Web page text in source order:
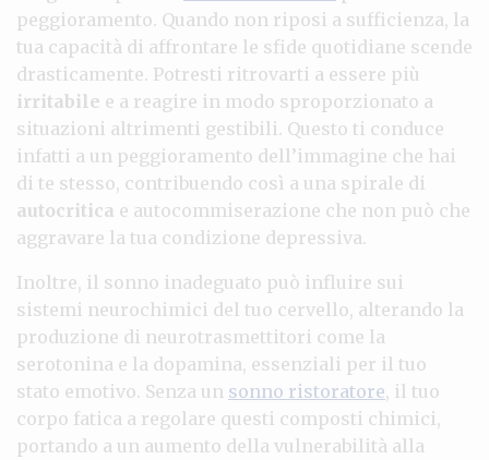
peggioramento. Quando non riposi a sufficienza, la
tua capacità di affrontare le sfide quotidiane scende
drasticamente. Potresti ritrovarti a essere più
irritabile e a reagire in modo sproporzionato a
situazioni altrimenti gestibili. Questo ti conduce
infatti a un peggioramento dell’immagine che hai
di te stesso, contribuendo così a una spirale di
autocritica e autocommiserazione che non può che
aggravare la tua condizione depressiva.
Inoltre, il sonno inadeguato può influire sui
sistemi neurochimici del tuo cervello, alterando la
produzione di neurotrasmettitori come la
serotonina e la dopamina, essenziali per il tuo
stato emotivo. Senza un sonno ristoratore, il tuo
corpo fatica a regolare questi composti chimici,
portando a un aumento della vulnerabilità alla